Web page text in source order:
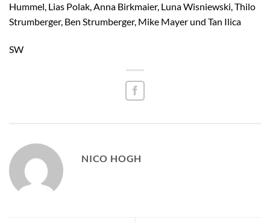
Hummel, Lias Polak, Anna Birkmaier, Luna Wisniewski, Thilo
Strumberger, Ben Strumberger, Mike Mayer und Tan Ilica
SW
NICO HOGH